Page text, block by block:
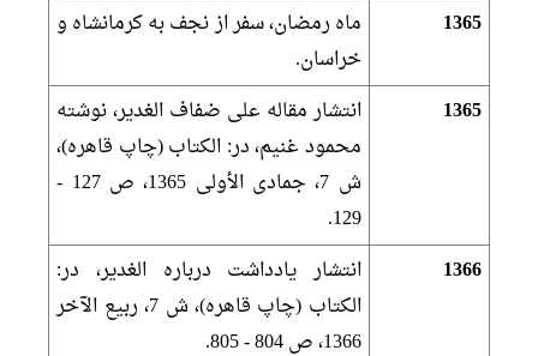
1365
ماه رمضان، سفر از نجف به كرمانشاه و
خراسان.
1365
انتشار مقاله على‏ ضفاف الغدير، نوشته
محمود غنيم، در: الكتاب (چاپ قاهره)،
ش 7، جمادى الأولى 1365، ص 127 -
129.
1366
انتشار يادداشت درباره الغدير، در:
الكتاب (چاپ قاهره)، ش 7، ربيع الآخر
1366، ص 804 - 805.